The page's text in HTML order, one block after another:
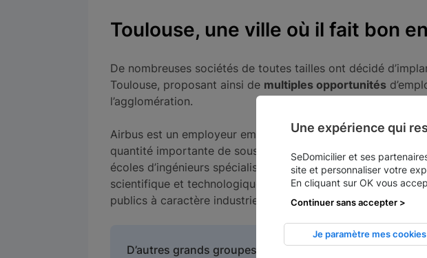
Toulouse, une ville où il fait bon
De nombreuses sociétés de toutes tailles ont décidé
Toulouse, proposant ainsi de multiples opportunités
l’agglomération.
Airbus est un employeur emblématique de la métropole
quantité importante de sous-traitants dans l’industrie
écoles d’ingénieurs spécialisées (Sup’Aéro), des
scientifique et technologique (CNRS, INRA, INSERM, etc.)
publics à caractère industriel et commercial (CNES, ONERA,
D’autres grands groupes ont décidé d’y implanter leur
Une expérience qui
SeDomicilier et ses
site et personnaliser votre
En cliquant sur OK vous
Je paramètre mes cookies
Continuer sans accepter >